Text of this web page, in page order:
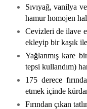
Sıvıyağ, vanilya
hamur homojen
Cevizleri de ilave
ekleyip bir kaşık ile
Yağlanmış kare
tepsi kullandım)
175 derece
etmek içinde
Fırından çıkan